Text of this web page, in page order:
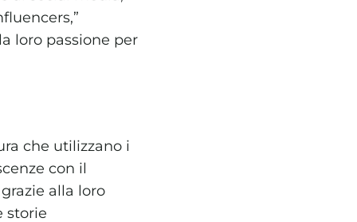
loro passione per
che utilizzano i
con il
alla loro
storie